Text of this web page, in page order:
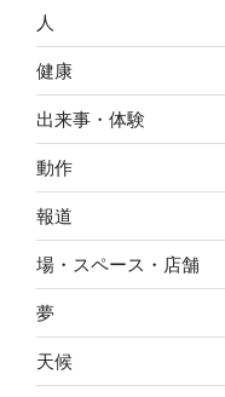
人
健康
出来事・体験
動作
報道
場・スペース・店舗
夢
天候